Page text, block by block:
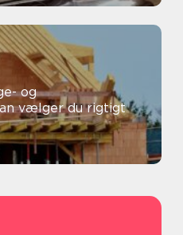
og
vælger du rigtigt